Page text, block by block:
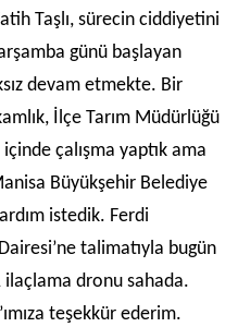
Taşlı, sürecin ciddiyetini
günü başlayan
devam etmekte. Bir
İlçe Tarım Müdürlüğü
çalışma yaptık ama
Büyükşehir Belediye
istedik. Ferdi
talimatıyla bugün
dronu sahada.
teşekkür ederim.